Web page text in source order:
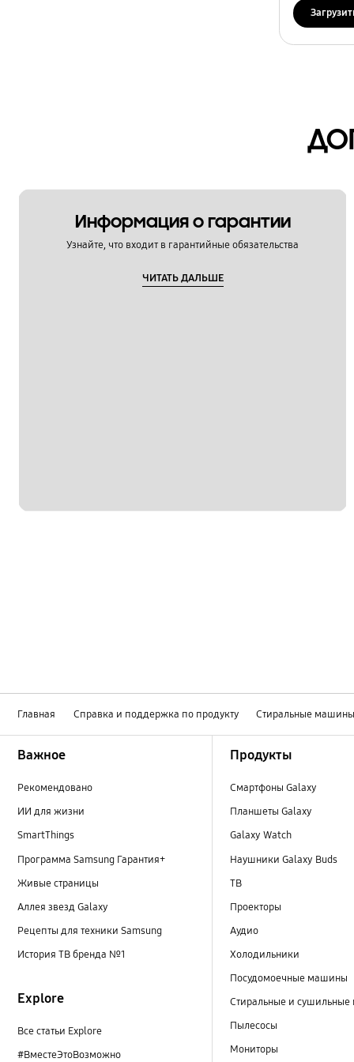
OT_OthersИнформация о гарантии
Узнайте, что входит в гарантийные обязательства
ЧИТАТЬ ДАЛЬШЕ
Главная Справка и поддержка по продукту Стиральные машины
Важное
Рекомендовано
ИИ для жизни
SmartThings
Программа Samsung Гарантия+
Живые страницы
Аллея звезд Galaxy
Рецепты для техники Samsung
История ТВ бренда №1
Explore
Все статьи Explore
#ВместеЭтоВозможно
Продукты
Смартфоны Galaxy
Планшеты Galaxy
Galaxy Watch
Наушники Galaxy Buds
ТВ
Проекторы
Аудио
Холодильники
Посудомоечные машины
Стиральные и
Пылесосы
Мониторы